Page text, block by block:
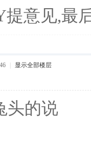
提意见,最
显示全部楼层
头的说